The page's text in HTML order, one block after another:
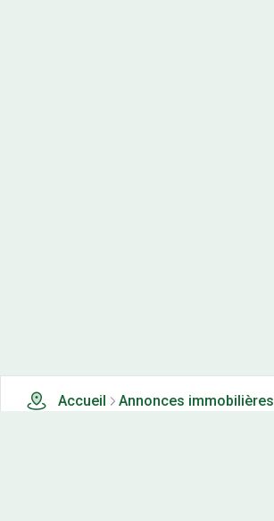
Accueil
Annonces immobilières